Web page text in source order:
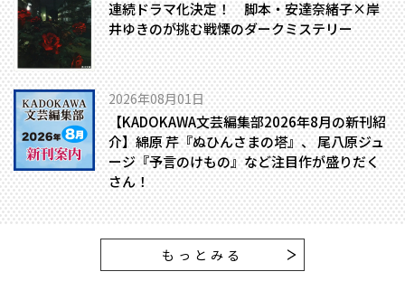
連続ドラマ化決定！ 脚本・安達奈緒子×岸
井ゆきのが挑む戦慄のダークミステリー
2026年08月01日
【KADOKAWA文芸編集部2026年8月の新刊紹
介】綿原 芹『ぬひんさまの塔』、 尾八原ジュ
ージ『予言のけもの』など注目作が盛りだく
さん！
もっとみる